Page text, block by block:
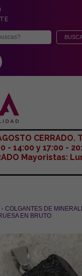
- 14:00 y 17:00 -
Mayoristas:
COLGANTES DE
EN BRUTO